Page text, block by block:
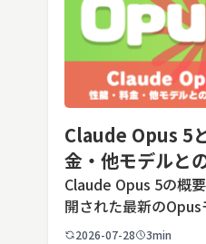
Claude Opus 5
金・他モデルと
すく解説
Claude Opus 5の概
開された最新の
5は、米国のAI企業
2026-07-28 3min